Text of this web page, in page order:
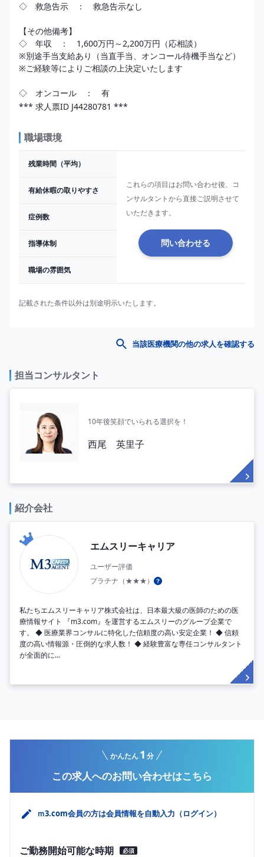
◇　救急告示　：　救急告示なし
【その他備考】
◇　年収　：　1,600万円～2,200万円（応相談）
※別途手当支給あり（当直手当、オンコール待機手当など）
※ご経験等によりご相談の上決定いたします
*** 求人票ID J44280781 ***
職場環境
残業時間（平均）
有給休暇の取りやすさ
症例数
指導体制
職場の雰囲気
これらの項目はお問い合わせ後、コ
ンサルタントから直接ご説明させて
いただきます。
問い合わせる
記載された条件以外は別途明示いたします。
当該医療機関の他の求人を確認する
担当コンサルタント
10年後笑顔でいられる選択を！
西尾 英里子
紹介会社
エムスリーキャリア
ユーザー評価
プラチナ（★★★）
私たちエムスリーキャリア株式会社は、日本最大級の医師のための医
療情報サイト 『m3.com』を運営するエムスリーのグループ企業で
す。 ◆ 医療業界コンサルに特化した信頼度の高い安定企業！ ◆ 信頼
度の高い情報源・圧倒的な求人数！ ◆ 経験豊富な専任コンサルタント
が全面的に...
この求人へのお問い合わせはこちら
かんたん1 分
ｍ3.com会員の方は会員情報を自動入力（ログイン）
ご勤務開始可能な時期 必須